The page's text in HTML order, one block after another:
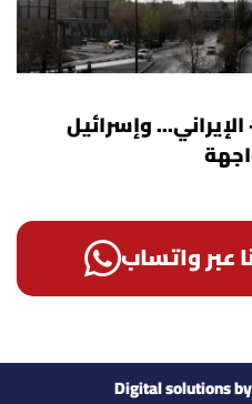
وإسرائيل
عبر واتساب
Digital solutions by